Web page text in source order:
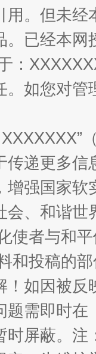
除
用。但未
。已经本
：
。如您对
传递更多
增强国家
会、和谐
使者与和
和投稿的
！如因被
题需即时在
时屏蔽。